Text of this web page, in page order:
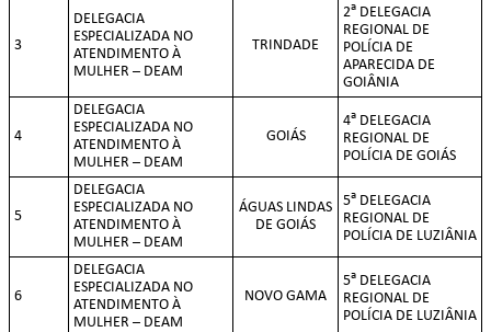
3
DELEGACIA
ESPECIALIZADA NO
ATENDIMENTO À
MULHER – DEAM
TRINDADE
2a DELEGACIA
REGIONAL DE
POLÍCIA DE
APARECIDA DE
GOIÂNIA
4
DELEGACIA
ESPECIALIZADA NO
ATENDIMENTO À
MULHER – DEAM
GOIÁS
4a DELEGACIA
REGIONAL DE
POLÍCIA DE GOIÁS
5
DELEGACIA
ESPECIALIZADA NO
ATENDIMENTO À
MULHER – DEAM
ÁGUAS LINDAS
DE GOIÁS
5a DELEGACIA
REGIONAL DE
POLÍCIA DE LUZIÂNIA
6
DELEGACIA
ESPECIALIZADA NO
ATENDIMENTO À
MULHER – DEAM
NOVO GAMA
5a DELEGACIA
REGIONAL DE
POLÍCIA DE LUZIÂNIA